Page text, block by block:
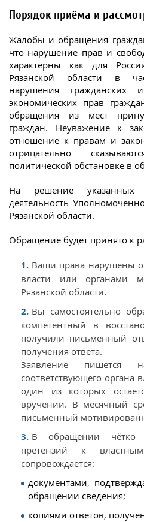
Порядок приёма и
Жалобы и обращения
что нарушение прав и
характерны как для
Рязанской области в
нарушения гражданских
экономических прав
обращения из мест
граждан. Неуважение к
отношение к правам и
отрицательно
политической обстановке в
На решение
деятельность
Рязанской области.
Обращение будет принято к
Ваши права нарушены
власти или органами
Рязанской области.
Вы самостоятельно
компетентный в
получили письменный
получения ответа.
Заявление пишется
соответствующего органа
один из которых
вручении. В месячный
письменный
В обращении чётко
претензий к
сопровождается:
документами,
обращении сведения;
копиями ответов,